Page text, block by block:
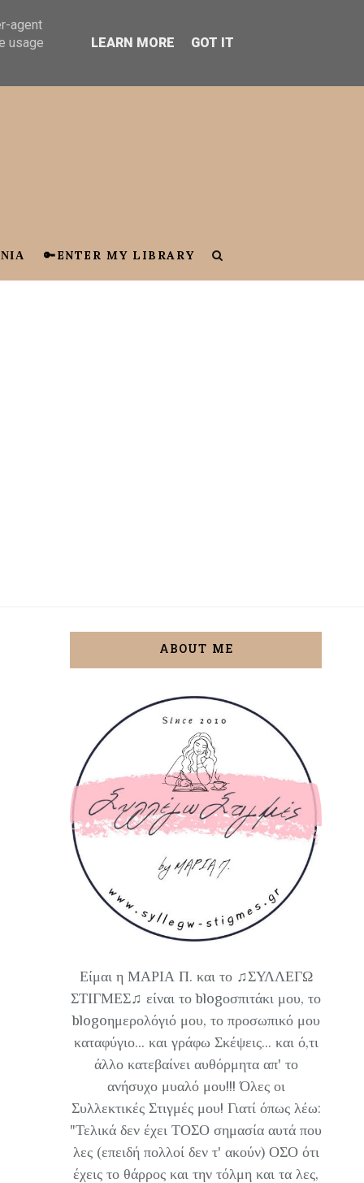
🔑ENTER MY LIBRARY
ABOUT ME
Είμαι η ΜΑΡΙΑ Π. και το ♫ΣΥΛΛΕΓΩ
ΣΤΙΓΜΕΣ♫ είναι το blogοσπιτάκι μου, το
blogoημερολόγιό μου, το προσωπικό μου
καταφύγιο... και γράφω Σκέψεις... και ό,τι
άλλο κατεβαίνει αυθόρμητα απ' το
ανήσυχο μυαλό μου!!! Όλες οι
Συλλεκτικές Στιγμές μου! Γιατί όπως λέω:
"Τελικά δεν έχει ΤΟΣΟ σημασία αυτά που
λες (επειδή πολλοί δεν τ' ακούν) ΟΣΟ ότι
έχεις το θάρρος και την τόλμη και τα λες,
agent
usage
LEARN MORE GOT IT